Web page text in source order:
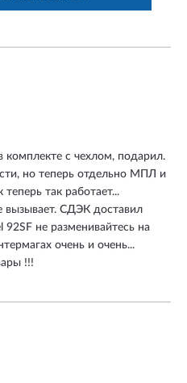
с чехлом, подарил.
но теперь отдельно МПЛ и
так работает...
вызывает. СДЭК доставил
не разменивайтесь на
очень и очень...
!!!